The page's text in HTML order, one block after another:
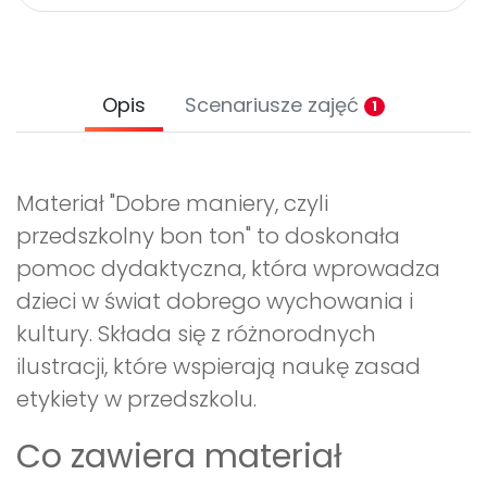
Opis Scenariusze zajęć 1
Materiał "Dobre maniery, czyli
przedszkolny bon ton" to doskonała
pomoc dydaktyczna, która wprowadza
dzieci w świat dobrego wychowania i
kultury. Składa się z różnorodnych
ilustracji, które wspierają naukę zasad
etykiety w przedszkolu.
Co zawiera materiał